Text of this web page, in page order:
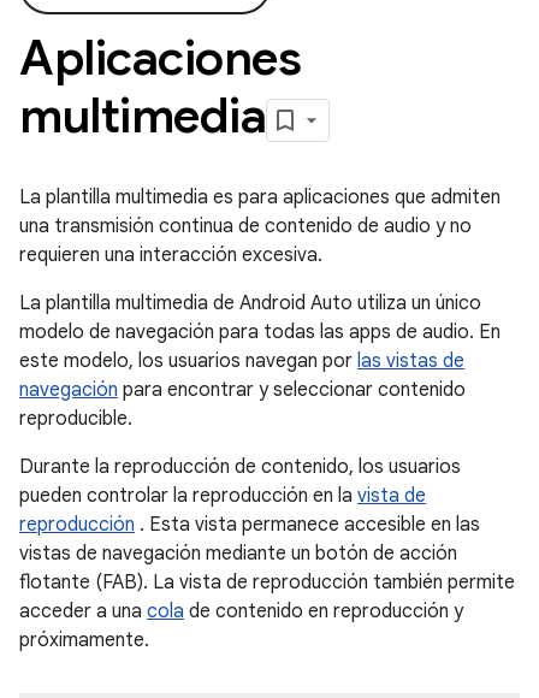
Aplicaciones
multimedia
La plantilla multimedia es para aplicaciones que admiten
una transmisión continua de contenido de audio y no
requieren una interacción excesiva.
La plantilla multimedia de Android Auto utiliza un único
modelo de navegación para todas las apps de audio. En
este modelo, los usuarios navegan por las vistas de
navegación para encontrar y seleccionar contenido
reproducible.
Durante la reproducción de contenido, los usuarios
pueden controlar la reproducción en la vista de
reproducción . Esta vista permanece accesible en las
vistas de navegación mediante un botón de acción
flotante (FAB). La vista de reproducción también permite
acceder a una cola de contenido en reproducción y
próximamente.